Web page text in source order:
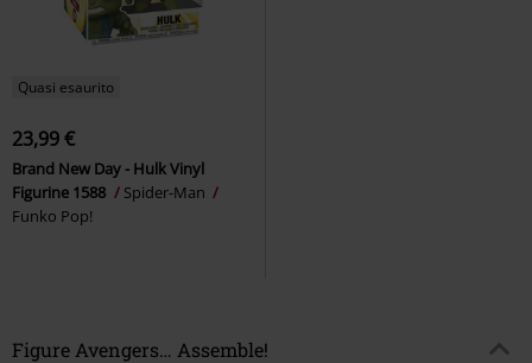
Quasi esaurito
23,99 €
Brand New Day - Hulk Vinyl
Figurine 1588
Spider-Man
Funko Pop!
Figure Avengers… Assemble!